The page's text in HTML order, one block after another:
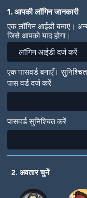
1. आपकी लॉगिन जानकारी
एक लॉगिन आईडी बनाएं।
जिसे आपको याद होगा।
एक पासवर्ड बनाएँ।
पास वर्ड दर्ज करें
पासवर्ड सुनिश्चित करें
2. अवतार चुनें